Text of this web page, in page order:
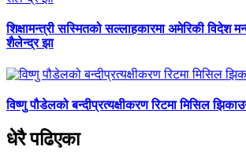
शिक्षामन्त्री सस्मितको सल्लाहकारमा अमेरिकी विदेश
शैलेन्द्र झा
विष्णु पौडेलको बन्दीप्रत्यक्षीकरण रिटमा मिसिल
धेरै पढिएका